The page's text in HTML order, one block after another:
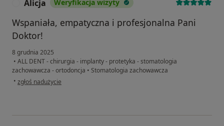
Alicja Weryfikacja wizyty
Wspaniała, empatyczna i profesjonalna Pani
Doktor!
8 grudnia 2025
• ALL DENT - chirurgia - implanty - protetyka - stomatologia
zachowawcza - ortodoncja • Stomatologia zachowawcza
• w opinii użytkownika Alicja
zgłoś nadużycie